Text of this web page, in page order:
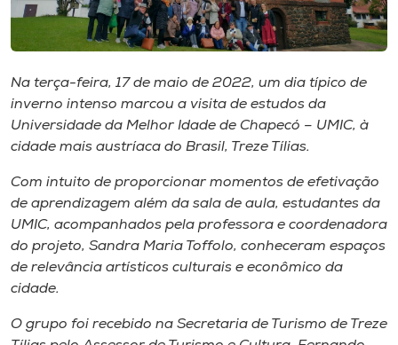
Rádio
Unoesc
Store
Selecione
o idioma
A+
Na terça-feira, 17 de maio de 2022, um dia típico de
inverno intenso marcou a visita de estudos da
Universidade da Melhor Idade de Chapecó – UMIC, à
cidade mais austríaca do Brasil, Treze Tílias.
Com intuito de proporcionar momentos de efetivação
de aprendizagem além da sala de aula, estudantes da
UMIC, acompanhados pela professora e coordenadora
do projeto, Sandra Maria Toffolo, conheceram espaços
de relevância artísticos culturais e econômico da
cidade.
O grupo foi recebido na Secretaria de Turismo de Treze